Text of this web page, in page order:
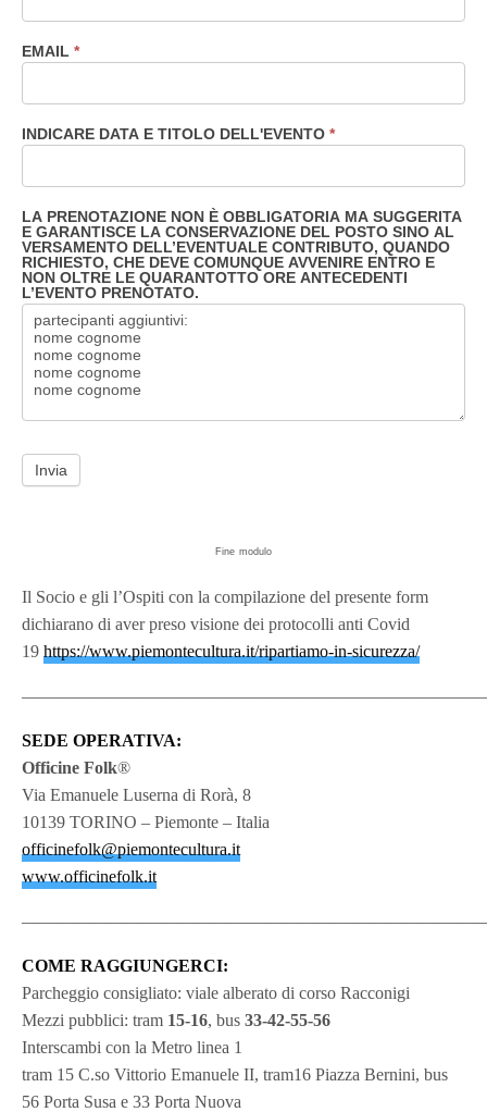
EMAIL *
INDICARE DATA E TITOLO DELL'EVENTO *
LA PRENOTAZIONE NON È OBBLIGATORIA MA SUGGERITA
E GARANTISCE LA CONSERVAZIONE DEL POSTO SINO AL
VERSAMENTO DELL’EVENTUALE CONTRIBUTO, QUANDO
RICHIESTO, CHE DEVE COMUNQUE AVVENIRE ENTRO E
NON OLTRE LE QUARANTOTTO ORE ANTECEDENTI
L’EVENTO PRENOTATO.
Invia
Fine modulo
Il Socio e gli l’Ospiti con la compilazione del presente form
dichiarano di aver preso visione dei protocolli anti Covid
19https://www.piemontecultura.it/ripartiamo-in-sicurezza/
SEDE OPERATIVA:
Officine Folk®
Via Emanuele Luserna di Rorà, 8
10139 TORINO – Piemonte – Italia
officinefolk@piemontecultura.it
www.officinefolk.it
COME RAGGIUNGERCI:
Parcheggio consigliato: viale alberato di corso Racconigi
Mezzi pubblici: tram 15-16, bus33-42-55-56
Interscambi con la Metro linea 1
tram 15 C.so Vittorio Emanuele II, tram16 Piazza Bernini, bus
56 Porta Susa e 33 Porta Nuova